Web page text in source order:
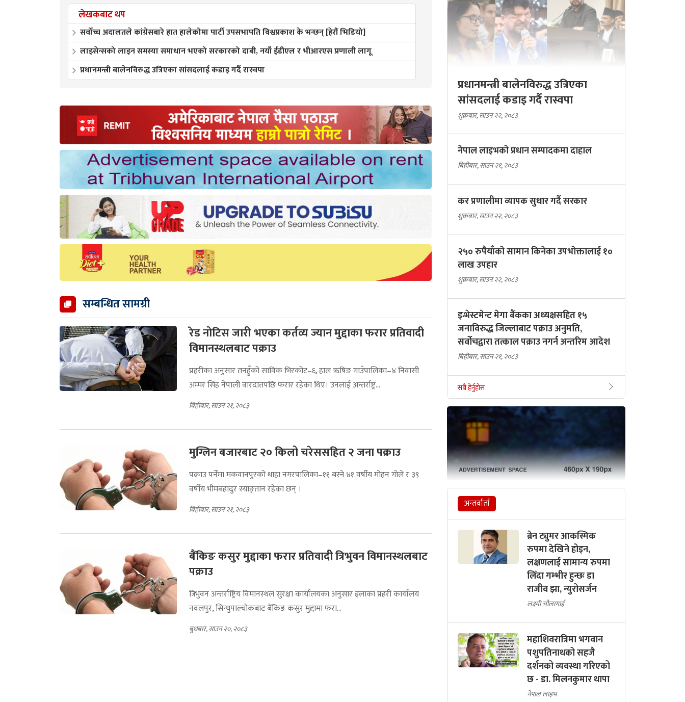
लेखकबाट थप
सर्वोच्च अदालतले कांग्रेसबारे हात हालेकोमा पार्टी उपसभापति विश्वप्रकाश के भन्छन् [हेरौं भिडियो]
लाइसेन्सको लाइन समस्या समाधान भएको सरकारको दाबी, नयाँ ईडीएल र भीआरएस प्रणाली लागू
प्रधानमन्त्री बालेनविरुद्ध उत्रिएका सांसदलाई कडाइ गर्दै रास्वपा
सम्बन्धित सामग्री
रेड नोटिस जारी भएका कर्तव्य ज्यान मुद्दाका फरार प्रतिवादी
विमानस्थलबाट पक्राउ
प्रहरीका अनुसार तनहुँको साविक भिरकोट–६, हाल ऋषिङ गाउँपालिका–४ निवासी
अम्मर सिंह नेपाली वारदातपछि फरार रहेका थिए। उनलाई अन्तर्राष्ट्र...
बिहीबार, साउन २१, २०८३
मुग्लिन बजारबाट २० किलो चरेससहित २ जना पक्राउ
पक्राउ पर्नेमा मकवानपुरको थाहा नगरपालिका–११ बस्ने ४१ वर्षीय मोहन गोले र ३९
वर्षीय भीमबहादुर स्याङ्तान रहेका छन् ।
बिहीबार, साउन २१, २०८३
बैंकिङ कसुर मुद्दाका फरार प्रतिवादी त्रिभुवन विमानस्थलबाट
पक्राउ
त्रिभुवन अन्तर्राष्ट्रिय विमानस्थल सुरक्षा कार्यालयका अनुसार इलाका प्रहरी कार्यालय
नवलपुर, सिन्धुपाल्चोकबाट बैंकिङ कसुर मुद्दामा फरा...
बुधबार, साउन २०, २०८३
प्रधानमन्त्री बालेनविरुद्ध उत्रिएका
सांसदलाई कडाइ गर्दै रास्वपा
शुक्रबार, साउन २२, २०८३
नेपाल लाइभको प्रधान सम्पादकमा दाहाल
बिहीबार, साउन २१, २०८३
कर प्रणालीमा व्यापक सुधार गर्दै सरकार
शुक्रबार, साउन २२, २०८३
२५० रुपैयाँको सामान किनेका उपभोक्तालाई १०
लाख उपहार
शुक्रबार, साउन २२, २०८३
इन्भेस्टमेन्ट मेगा बैंकका अध्यक्षसहित १५
जनाविरुद्ध जिल्लाबाट पक्राउ अनुमति,
सर्वोचद्वारा तत्काल पक्राउ नगर्न अन्तरिम आदेश
बिहीबार, साउन २१, २०८३
सबै हेर्नुहोस
अन्तर्वार्ता
ब्रेन ट्युमर आकस्मिक
रुपमा देखिने होइन,
लक्षणलाई सामान्य रुपमा
लिँदा गम्भीर हुन्छः डा
राजीव झा, न्युरोसर्जन
लक्ष्मी चौलागाईं
महाशिवरात्रिमा भगवान
पशुपतिनाथको सहजै
दर्शनको व्यवस्था गरिएको
छ - डा. मिलनकुमार थापा
नेपाल लाइभ